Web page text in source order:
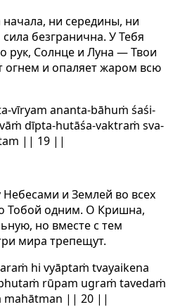
начала, ни середины, ни
безгранична. У Тебя
рук, Солнце и Луна — Твои
огнем и опаляет жаром всю
vīryam ananta-bāhuṁ śaśi-
dīpta-hutāśa-vaktraṁ sva-
|| 19 ||
и Землей во всех
Тобой одним. О Кришна,
но вместе с тем
мира трепещут.
hi vyāptaṁ tvayaikena
rūpam ugraṁ tavedaṁ
mahātman || 20 ||